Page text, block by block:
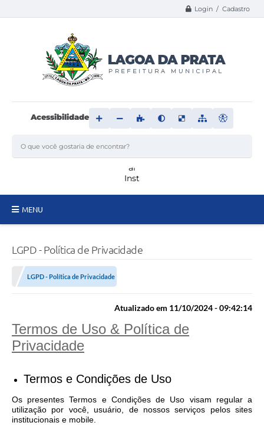
Login / Cadastro
Acessibilidade
MENU
Carta de Serviços
Ouvidoria
Telefones Úteis
IPTU, ALVARÁ, ISS E OUTROS SERVIÇOS
Livro Eletrônico
Notas Fiscais Eletrônicas
LGPD - Política de Privacidade
LGPD - Política de Privacidade
Atualizado em 11/10/2024 - 09:42:14
Termos de Uso & Política de
Privacidade
Termos e Condições de Uso
Os presentes Termos e Condições de Uso visam regular a
utilização por você, usuário, de nossos serviços pelos sites
institucionais e mobile.